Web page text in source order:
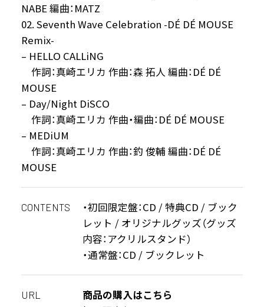
NABE 編曲：MATZ
02. Seventh Wave Celebration -DÉ DÉ MOUSE
Remix-
– HELLO CALLiNG
作詞：真崎エリカ 作曲：森 拓人 編曲：DÉ DÉ
MOUSE
– Day/Night DiSCO
作詞：真崎エリカ 作曲・編曲：DÉ DÉ MOUSE
– MEDiUM
作詞：真崎エリカ 作曲：釣 俊輔 編曲：DÉ DÉ
MOUSE
CONTENTS
・初回限定盤：CD / 特典CD / ブック
レット / オリジナルグッズ（グッズ
内容：アクリルスタンド）
・通常盤：CD / ブックレット
URL
商品の購入はこちら